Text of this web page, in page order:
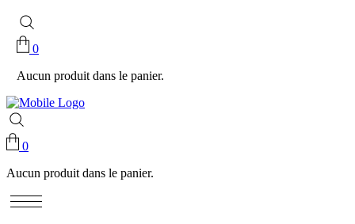
0
Aucun produit dans le panier.
0
Aucun produit dans le panier.